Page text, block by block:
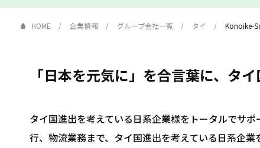
HOME 企業情報 グループ会社一覧 タイ Konoike-
「日本を元気に」を合言葉に、タ
タイ国進出を考えている日系企業様をトータルでサ
行、物流業務まで、タイ国進出を考えている日系企